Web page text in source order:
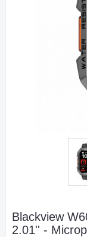
Blackview
2.01'' -